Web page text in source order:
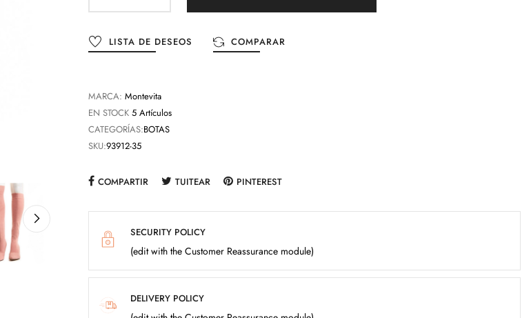
LISTA DE DESEOS COMPARAR
MARCA: Montevita
EN STOCK 5 Artículos
CATEGORÍAS:BOTAS
SKU:93912-35
COMPARTIR TUITEAR PINTEREST
SECURITY POLICY
(edit with the Customer Reassurance module)
DELIVERY POLICY